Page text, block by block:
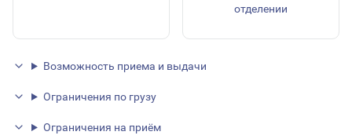
отделении
Возможность приема и выдачи
Ограничения по грузу
Ограничения на приём